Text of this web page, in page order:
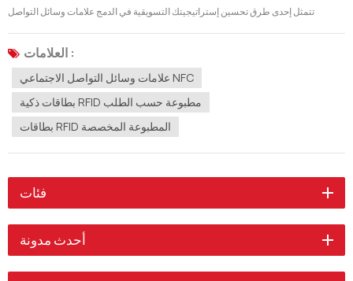
تتمثل إحدى طرق تحسين إستراتيجيتك التسويقية في الدمج علامات وسائل التواصل
الاجتماعي NFC وبطاقات RFID المطبوعة المخصصة. تعد علامات الوسائط الاجتماعية NFC
العلامات :
علامات وسائل التواصل الاجتماعي NFC
بطاقات ذكية RFID مطبوعة حسب الطلب
بطاقات RFID المطبوعة المخصصة
فئات
أحدث مدونة